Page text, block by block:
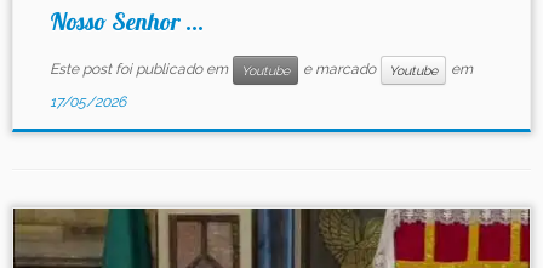
Nosso Senhor ...
Este post foi publicado em Youtube e marcado Youtube
em
17/05/2026